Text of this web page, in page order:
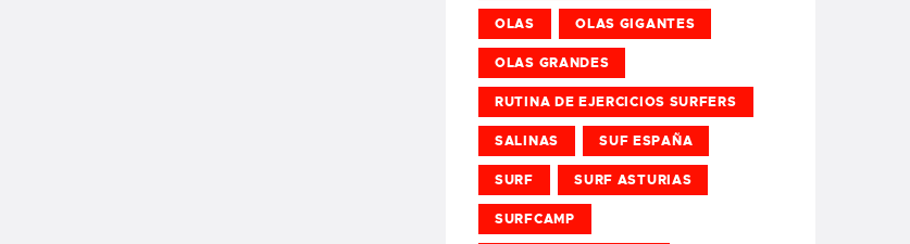
OLAS OLAS GIGANTES
OLAS GRANDES
RUTINA DE EJERCICIOS SURFERS
SALINAS SUF ESPAÑA
SURF SURF ASTURIAS
SURFCAMP